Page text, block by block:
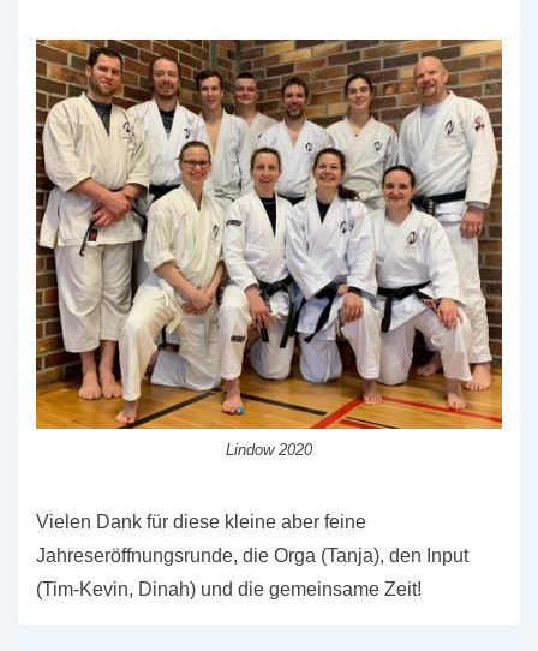
Lindow 2020
Vielen Dank für diese kleine aber feine
Jahreseröffnungsrunde, die Orga (Tanja), den Input
(Tim-Kevin, Dinah) und die gemeinsame Zeit!